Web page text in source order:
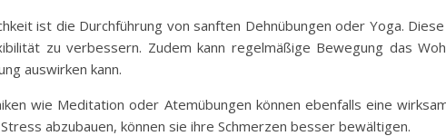
ist die Durchführung von sanften Dehnübungen oder Yoga.
zu verbessern. Zudem kann regelmäßige Bewegung das
auswirken kann.
wie Meditation oder Atemübungen können ebenfalls eine
abzubauen, können sie ihre Schmerzen besser bewältigen.